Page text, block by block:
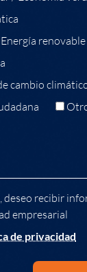
renovable
cambio
deseo recibir
empresarial
de privacidad